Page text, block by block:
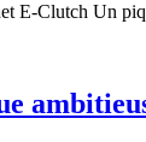
Clutch Un